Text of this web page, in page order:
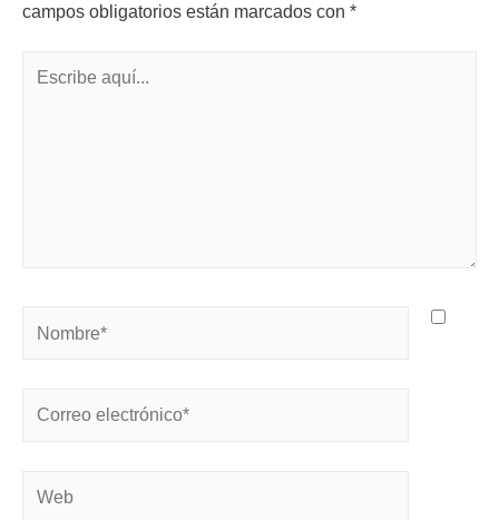
campos obligatorios están marcados con *